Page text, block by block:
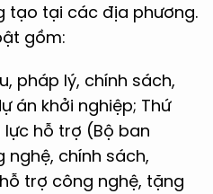
tạo tại các địa phương.
gồm:
pháp lý, chính sách,
án khởi nghiệp; Thứ
hỗ trợ (Bộ ban
nghệ, chính sách,
trợ công nghệ, tặng